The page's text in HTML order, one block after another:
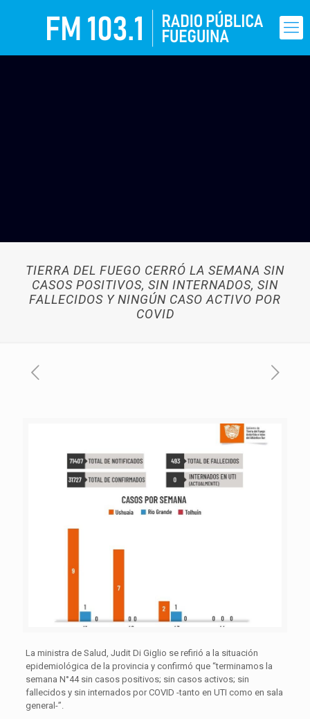
TIERRA DEL FUEGO CERRÓ LA SEMANA SIN
CASOS POSITIVOS, SIN INTERNADOS, SIN
FALLECIDOS Y NINGÚN CASO ACTIVO POR
COVID
La ministra de Salud, Judit Di Giglio se refirió a la situación
epidemiológica de la provincia y confirmó que “terminamos la
semana N°44 sin casos positivos; sin casos activos; sin
fallecidos y sin internados por COVID -tanto en UTI como en sala
general-”.